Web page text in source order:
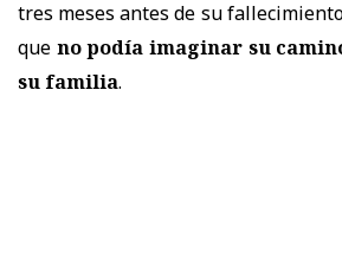
tres meses antes de su
que no podía imaginar su
su familia.